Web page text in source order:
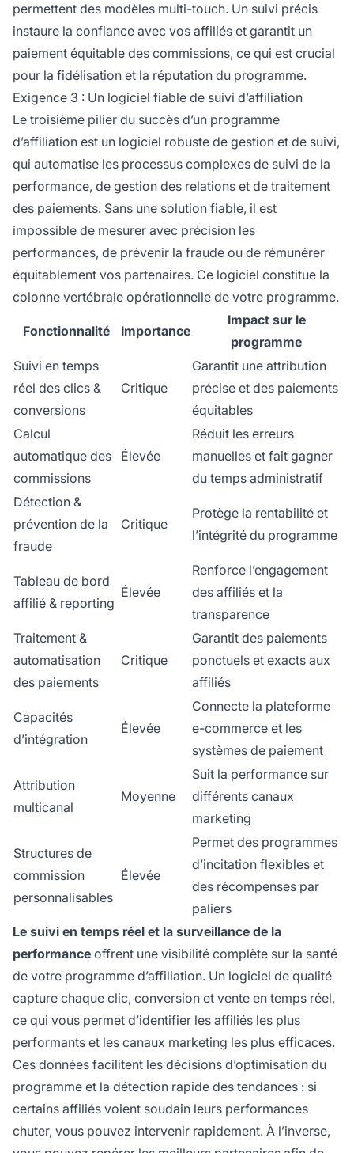
permettent des modèles multi-touch. Un suivi précis
instaure la confiance avec vos affiliés et garantit un
paiement équitable des commissions, ce qui est crucial
pour la fidélisation et la réputation du programme.
Exigence 3 : Un logiciel fiable de suivi d’affiliation
Le troisième pilier du succès d’un programme
d’affiliation est un logiciel robuste de gestion et de suivi,
qui automatise les processus complexes de suivi de la
performance, de gestion des relations et de traitement
des paiements. Sans une solution fiable, il est
impossible de mesurer avec précision les
performances, de prévenir la fraude ou de rémunérer
équitablement vos partenaires. Ce logiciel constitue la
colonne vertébrale opérationnelle de votre programme.
Fonctionnalité Importance
Impact sur le
programme
Suivi en temps
réel des clics &
conversions
Critique
Garantit une attribution
précise et des paiements
équitables
Calcul
automatique des
commissions
Élevée
Réduit les erreurs
manuelles et fait gagner
du temps administratif
Détection &
prévention de la
fraude
Critique
Protège la rentabilité et
l’intégrité du programme
Tableau de bord
affilié & reporting
Élevée
Renforce l’engagement
des affiliés et la
transparence
Traitement &
automatisation
des paiements
Critique
Garantit des paiements
ponctuels et exacts aux
affiliés
Capacités
d’intégration
Élevée
Connecte la plateforme
e-commerce et les
systèmes de paiement
Attribution
multicanal
Moyenne
Suit la performance sur
différents canaux
marketing
Structures de
commission
personnalisables
Élevée
Permet des programmes
d’incitation flexibles et
des récompenses par
paliers
Le suivi en temps réel et la surveillance de la
performance offrent une visibilité complète sur la santé
de votre programme d’affiliation. Un logiciel de qualité
capture chaque clic, conversion et vente en temps réel,
ce qui vous permet d’identifier les affiliés les plus
performants et les canaux marketing les plus efficaces.
Ces données facilitent les décisions d’optimisation du
programme et la détection rapide des tendances : si
certains affiliés voient soudain leurs performances
chuter, vous pouvez intervenir rapidement. À l’inverse,